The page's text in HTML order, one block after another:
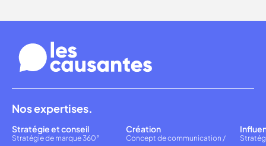
Nos expertises.
Stratégie et conseil
Stratégie de marque 360°
Création
Concept de communication /